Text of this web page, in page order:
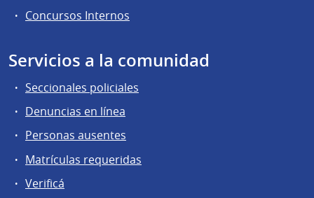
Concursos Internos
Servicios a la comunidad
Seccionales policiales
Denuncias en línea
Personas ausentes
Matrículas requeridas
Verificá